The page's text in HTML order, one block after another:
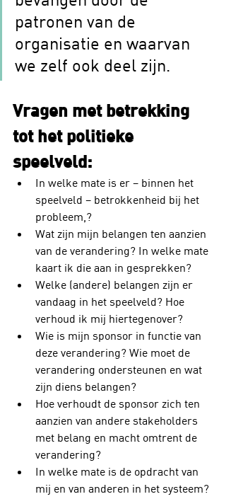
patronen van de
organisatie en waarvan
we zelf ook deel zijn.
Vragen met betrekking
tot het politieke
speelveld:
In welke mate is er – binnen het
speelveld – betrokkenheid bij het
probleem,?
Wat zijn mijn belangen ten aanzien
van de verandering? In welke mate
kaart ik die aan in gesprekken?
Welke (andere) belangen zijn er
vandaag in het speelveld? Hoe
verhoud ik mij hiertegenover?
Wie is mijn sponsor in functie van
deze verandering? Wie moet de
verandering ondersteunen en wat
zijn diens belangen?
Hoe verhoudt de sponsor zich ten
aanzien van andere stakeholders
met belang en macht omtrent de
verandering?
In welke mate is de opdracht van
mij en van anderen in het systeem?